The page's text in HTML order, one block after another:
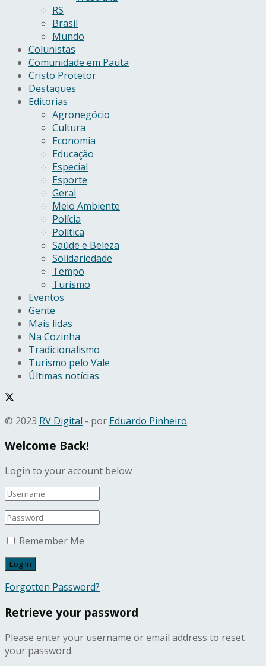
RS
Brasil
Mundo
Colunistas
Comunidade em Pauta
Cristo Protetor
Destaques
Editorias
Agronegócio
Cultura
Economia
Educação
Especial
Esporte
Geral
Meio Ambiente
Polícia
Política
Saúde e Beleza
Solidariedade
Tempo
Turismo
Eventos
Gente
Mais lidas
Na Cozinha
Tradicionalismo
Turismo pelo Vale
Últimas notícias
© 2023 RV Digital - por Eduardo Pinheiro.
Welcome Back!
Login to your account below
Remember Me
Forgotten Password?
Retrieve your password
Please enter your username or email address to reset
your password.